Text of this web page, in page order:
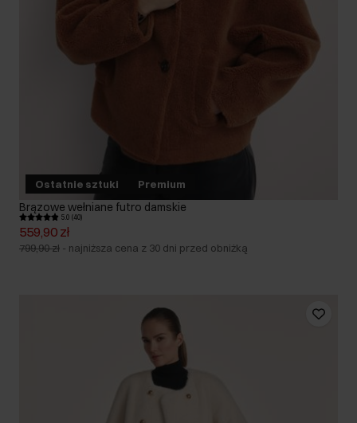
Ostatnie sztuki Premium
Brązowe wełniane futro damskie
5.0 (40)
559,90 zł
799,90 zł - najniższa cena z 30 dni przed obniżką